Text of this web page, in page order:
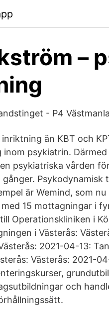
–
- P4
än KBT och
psykiatrin.
psykiatriska vården
Psyko­dynamisk
är Wemind, som
15 mottagningar i
Operationskliniken i
i Västerås:
2021-04-13:
Västerås: 2021-
och